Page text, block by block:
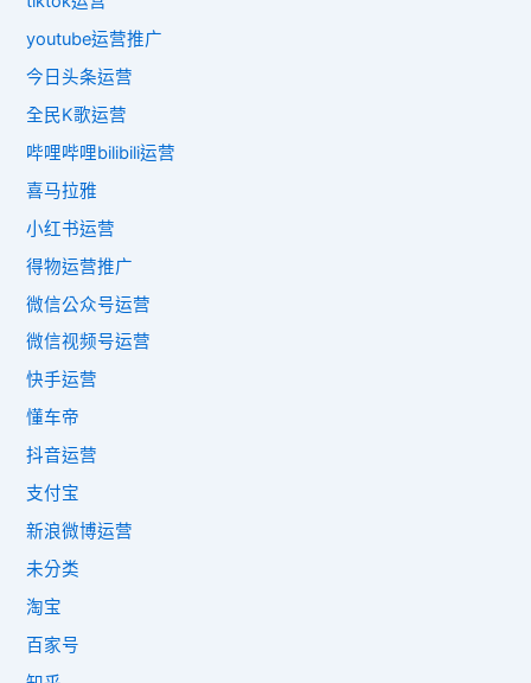
youtube运营推广
今日头条运营
全民K歌运营
哔哩哔哩bilibili运营
喜马拉雅
小红书运营
得物运营推广
微信公众号运营
微信视频号运营
快手运营
懂车帝
抖音运营
支付宝
新浪微博运营
未分类
淘宝
百家号